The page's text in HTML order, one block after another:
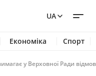
UA
Економіка Спорт
у Верховної Ради